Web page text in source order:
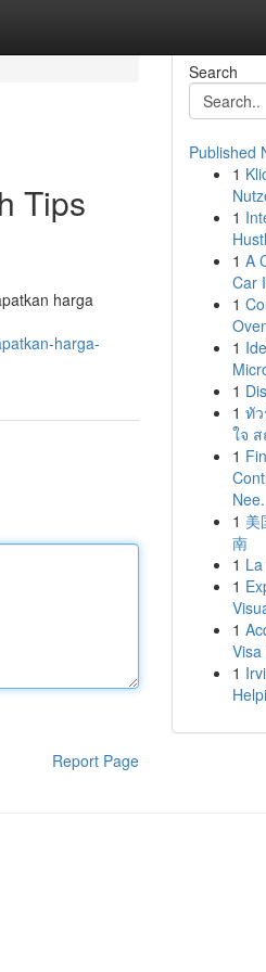
Tips
harga
harga-
Report Page
Search
Published
1
1
1 A
Car
1
1
1
1 ทั
ใจ
1
1 美
南
1
1
1
1